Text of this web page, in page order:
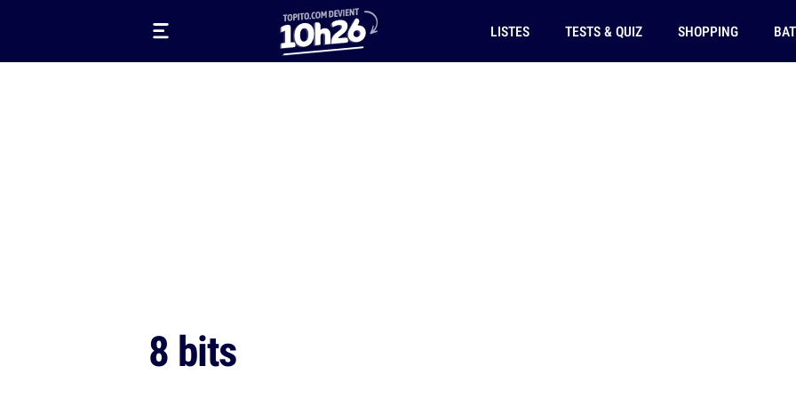
LISTES TESTS & QUIZ SHOPPING
8 bits